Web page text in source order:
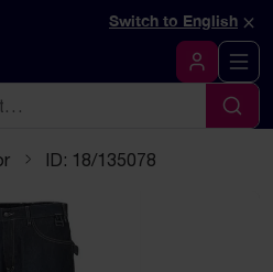
av denna sidaSwitch to English ×
Logga in
Sök
ID: 18/135078